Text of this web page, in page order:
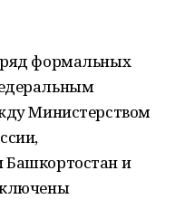
формальных
Министерством
Башкортостан и